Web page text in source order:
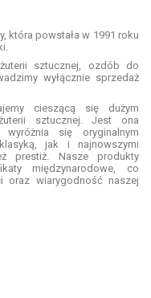
która powstała w 1991 roku
sztucznej, ozdób do
wyłącznie sprzedaż
cieszącą się dużym
sztucznej. Jest ona
się oryginalnym
jak i najnowszymi
prestiż. Nasze produkty
międzynarodowe, co
oraz wiarygodność naszej